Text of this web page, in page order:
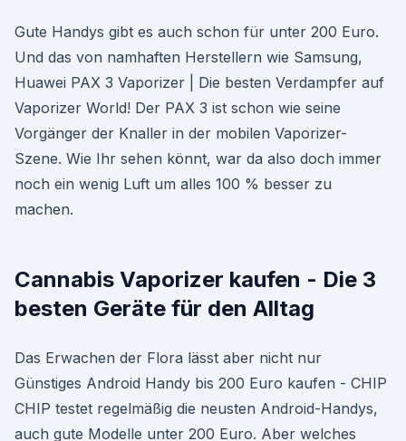
Gute Handys gibt es auch schon für unter 200 Euro.
Und das von namhaften Herstellern wie Samsung,
Huawei PAX 3 Vaporizer | Die besten Verdampfer auf
Vaporizer World! Der PAX 3 ist schon wie seine
Vorgänger der Knaller in der mobilen Vaporizer-
Szene. Wie Ihr sehen könnt, war da also doch immer
noch ein wenig Luft um alles 100 % besser zu
machen.
Cannabis Vaporizer kaufen - Die 3
besten Geräte für den Alltag
Das Erwachen der Flora lässt aber nicht nur
Günstiges Android Handy bis 200 Euro kaufen - CHIP
CHIP testet regelmäßig die neusten Android-Handys,
auch gute Modelle unter 200 Euro. Aber welches